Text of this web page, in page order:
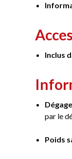
Inclus
par le
Poids